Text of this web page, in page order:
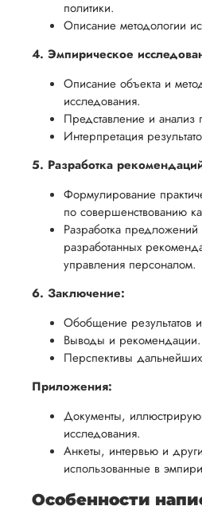
политики.
Описание методологии
4. Эмпирическое
Описание объекта и
исследования.
Представление и анализ
Интерпретация
5. Разработка
Формулирование
по совершенствованию
Разработка
разработанных
управления персоналом.
6. Заключение:
Обобщение результатов
Выводы и рекомендации.
Перспективы
Приложения:
Документы,
исследования.
Анкеты, интервью и
использованные в
Особенности